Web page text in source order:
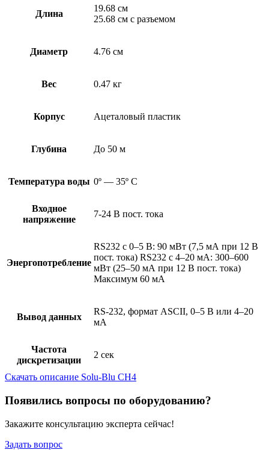
Длина
19.68 см
25.68 см с разъемом
Диаметр 4.76 см
Вес 0.47 кг
Корпус Ацеталовый пластик
Глубина До 50 м
Температура воды 0º — 35º C
Входное
напряжение
7-24 В пост. тока
Энергопотребление
RS232 с 0–5 В: 90 мВт (7,5 мА при 12 В
пост. тока) RS232 с 4–20 мА: 300–600
мВт (25–50 мА при 12 В пост. тока)
Максимум 60 мА
Вывод данных
RS-232, формат ASCII, 0–5 В или 4–20
мА
Частота
дискретизации
2 сек
Скачать описание Solu-Blu CH4
Появились вопросы по оборудованию?
Закажите консультацию эксперта сейчас!
Задать вопрос